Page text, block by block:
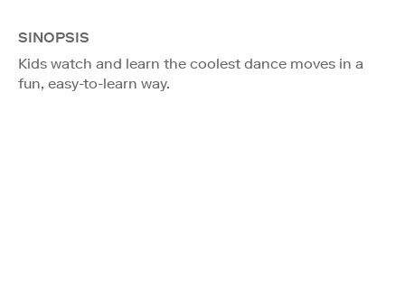
SINOPSIS
Kids watch and learn the coolest dance moves in a
fun, easy-to-learn way.